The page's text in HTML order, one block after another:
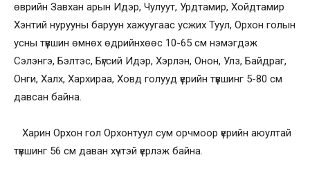
өврийн Завхан арын Идэр, Чулуут, Урдтамир, Хойдтамир
Хэнтий нурууны баруун хажуугаас усжих Туул, Орхон голын
усны түвшин өмнөх өдрийнхөөс 10-65 см нэмэгдэж
Сэлэнгэ, Бэлтэс, Бүгсий Идэр, Хэрлэн, Онон, Улз, Байдраг,
Онги, Халх, Хархираа, Ховд голууд үерийн түвшинг 5-80 см
давсан байна.
Харин Орхон гол Орхонтуул сум орчмоор үерийн аюултай
түвшинг 56 см даван хүчтэй үерлэж байна.